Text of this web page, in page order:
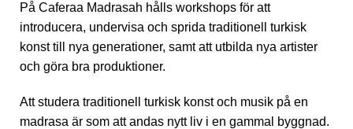
På Caferaa Madrasah hålls workshops för att
introducera, undervisa och sprida traditionell turkisk
konst till nya generationer, samt att utbilda nya artister
och göra bra produktioner.
Att studera traditionell turkisk konst och musik på en
madrasa är som att andas nytt liv i en gammal byggnad.